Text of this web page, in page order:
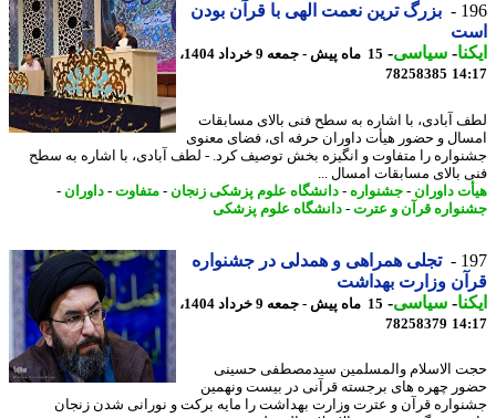
بزرگ ترین نعمت الهی با قرآن بودن
-سیاسی-
15 ماه پیش - جمعه 9 خرداد 1404،
78258385
آبادی، با اشاره به سطح فنی بالای مسابقات
و حضور هیأت داوران حرفه ای، فضای معنوی
را متفاوت و انگیزه بخش توصیف کرد. - لطف آبادی، با اشاره به سطح
بالای مسابقات امسال ...
داوران- جشنواره- دانشگاه علوم پزشکی زنجان-متفاوت-داوران-
قرآن و عترت- دانشگاه علوم پزشکی
تجلی همراهی و همدلی در جشنواره
وزارت بهداشت
-سیاسی-
15 ماه پیش - جمعه 9 خرداد 1404،
78258379
الاسلام والمسلمین سیدمصطفی حسینی
چهره های برجسته قرآنی در بیست ونهمین
قرآن و عترت وزارت بهداشت را مایه برکت و نورانی شدن زنجان